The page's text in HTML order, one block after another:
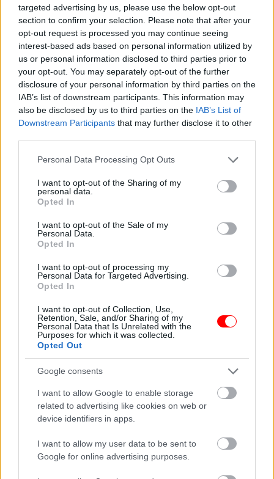
targeted advertising by us, please use the below opt-out
section to confirm your selection. Please note that after your
opt-out request is processed you may continue seeing
interest-based ads based on personal information utilized by
us or personal information disclosed to third parties prior to
your opt-out. You may separately opt-out of the further
disclosure of your personal information by third parties on the
IAB’s list of downstream participants. This information may
also be disclosed by us to third parties on the IAB’s List of
Downstream Participants that may further disclose it to other
Please note that this website/app uses one or more Google
not limited to your visit or usage behaviour. You may click to
grant or deny consent to Google and its third-party tags to
use your data for below specified purposes in below Google
consent section.
Personal Data Processing Opt Outs
I want to opt-out of the Sharing of my
personal data.
Opted In
I want to opt-out of the Sale of my
Personal Data.
Opted In
I want to opt-out of processing my
Personal Data for Targeted Advertising.
Opted In
I want to opt-out of Collection, Use,
Retention, Sale, and/or Sharing of my
Personal Data that Is Unrelated with the
Purposes for which it was collected.
Opted Out
Google consents
I want to allow Google to enable storage
related to advertising like cookies on web or
device identifiers in apps.
I want to allow my user data to be sent to
Google for online advertising purposes.
Tetszett? Oszd meg az ismerőseiddel is!
Olvasta már?:
3 évesen fogadtam
halálos…
összeházasodtak.…
A padláson találtam
az első…
az éhező…
fiamat, aztán
felvettem egy…
a húgom fiát, mintha
a sajátom…